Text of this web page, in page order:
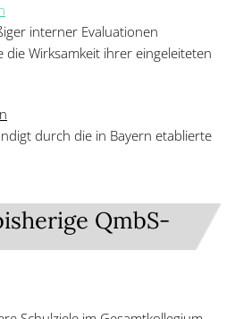
interner Evaluationen
die Wirksamkeit ihrer eingeleiteten
durch die in Bayern etablierte
QmbS-